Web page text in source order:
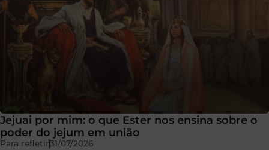
Jejuai por mim: o que Ester nos ensina sobre o
poder do jejum em união
Para refletir31/07/2026